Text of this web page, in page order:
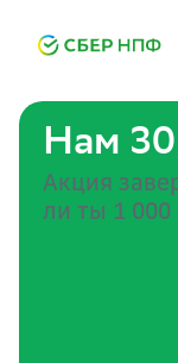
Нам
Акция
ли ты 1